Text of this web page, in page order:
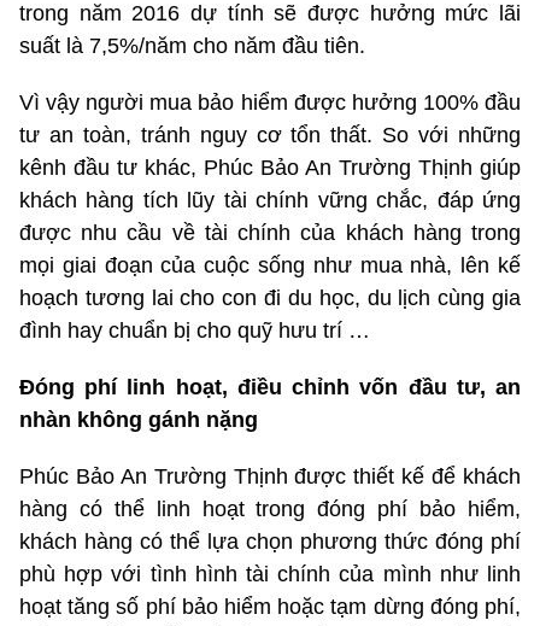
trong năm 2016 dự tính sẽ được hưởng mức lãi
suất là 7,5%/năm cho năm đầu tiên.
Vì vậy người mua bảo hiểm được hưởng 100% đầu
tư an toàn, tránh nguy cơ tổn thất. So với những
kênh đầu tư khác, Phúc Bảo An Trường Thịnh giúp
khách hàng tích lũy tài chính vững chắc, đáp ứng
được nhu cầu về tài chính của khách hàng trong
mọi giai đoạn của cuộc sống như mua nhà, lên kế
hoạch tương lai cho con đi du học, du lịch cùng gia
đình hay chuẩn bị cho quỹ hưu trí …
Đóng phí linh hoạt, điều chỉnh vốn đầu tư, an
nhàn không gánh nặng
Phúc Bảo An Trường Thịnh được thiết kế để khách
hàng có thể linh hoạt trong đóng phí bảo hiểm,
khách hàng có thể lựa chọn phương thức đóng phí
phù hợp với tình hình tài chính của mình như linh
hoạt tăng số phí bảo hiểm hoặc tạm dừng đóng phí,